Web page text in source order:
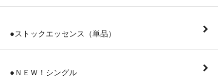
●ストックエッセンス（単品）
●ＮＥＷ！シングル